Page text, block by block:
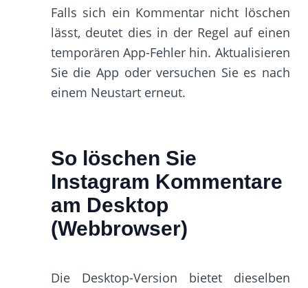
Falls sich ein Kommentar nicht löschen
lässt, deutet dies in der Regel auf einen
temporären App-Fehler hin. Aktualisieren
Sie die App oder versuchen Sie es nach
einem Neustart erneut.
So löschen Sie
Instagram Kommentare
am Desktop
(Webbrowser)
Die Desktop-Version bietet dieselben